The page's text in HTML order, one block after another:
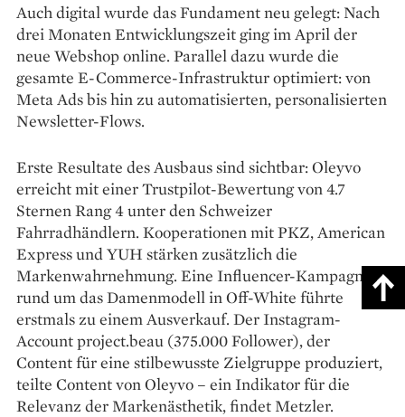
Auch digital wurde das Fundament neu gelegt: Nach
drei Monaten Entwicklungszeit ging im April der
neue Webshop online. Parallel dazu wurde die
gesamte E-Commerce-Infrastruktur optimiert: von
Meta Ads bis hin zu automatisierten, personalisierten
Newsletter-Flows.
Erste Resultate des Ausbaus sind sichtbar: Oleyvo
erreicht mit einer Trustpilot-Bewertung von 4.7
Sternen Rang 4 unter den Schweizer
Fahrradhändlern. Kooperationen mit PKZ, American
Express und YUH stärken zusätzlich die
Markenwahrnehmung. Eine Influencer-Kampagne
rund um das Damenmodell in Off-White führte
erstmals zu einem Ausverkauf. Der Instagram-
Account project.beau (375.000 Follower), der
Content für eine stilbewusste Zielgruppe produziert,
teilte Content von Oleyvo – ein Indikator für die
Relevanz der Markenästhetik, findet Metzler.